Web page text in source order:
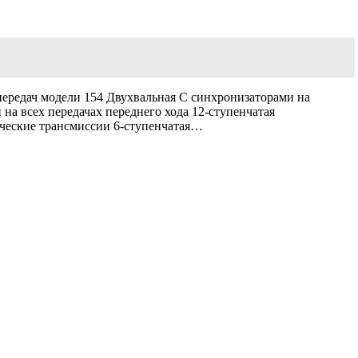
модели 154 Двухвальная С синхронизаторами на
всех передачах переднего хода 12-ступенчатая
трансмиссии 6-ступенчатая…